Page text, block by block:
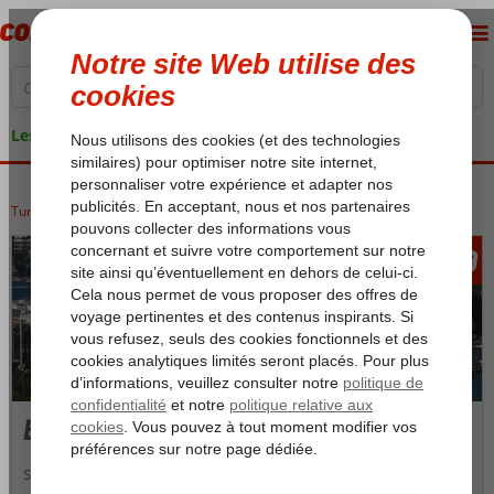
Les garanties de vacances
Turquie Côte Égéenne Bodrum
àpd 399
Bodrum
Située sur la cote ouest , Bodrum est la destination par excellence